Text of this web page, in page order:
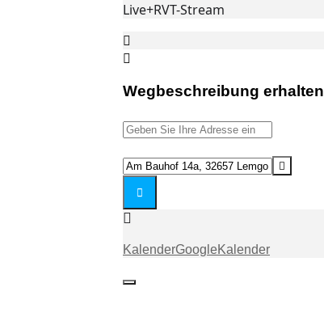
Live+RVT-Stream
Wegbeschreibung erhalten
Address
Gebetsstunde
-
thematisch
(ABH)
Destination
Address
Gebetsstunde
thematisch
[]
KalenderGoogleKalender